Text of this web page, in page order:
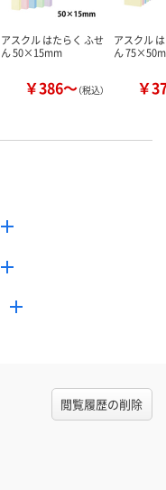
アスクル はたらく ふせ
ん 50×15mm
￥386～（税込）
アスクル
ん
￥
閲覧履歴の削除